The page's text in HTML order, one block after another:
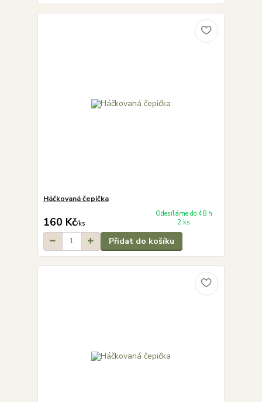
Háčkovaná čepička
160 Kč/ks
Odesíláme do 48 h
2 ks
Přidat do košíku